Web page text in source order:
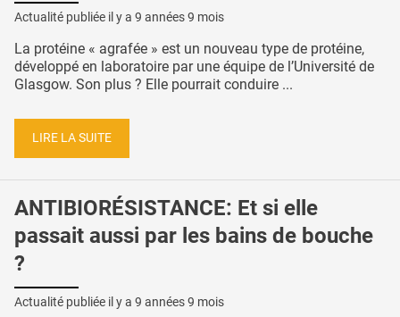
Actualité publiée il y a 9 années 9 mois
La protéine « agrafée » est un nouveau type de protéine,
développé en laboratoire par une équipe de l’Université de
Glasgow. Son plus ? Elle pourrait conduire ...
LIRE LA SUITE
ANTIBIORÉSISTANCE: Et si elle
passait aussi par les bains de bouche
?
Actualité publiée il y a 9 années 9 mois